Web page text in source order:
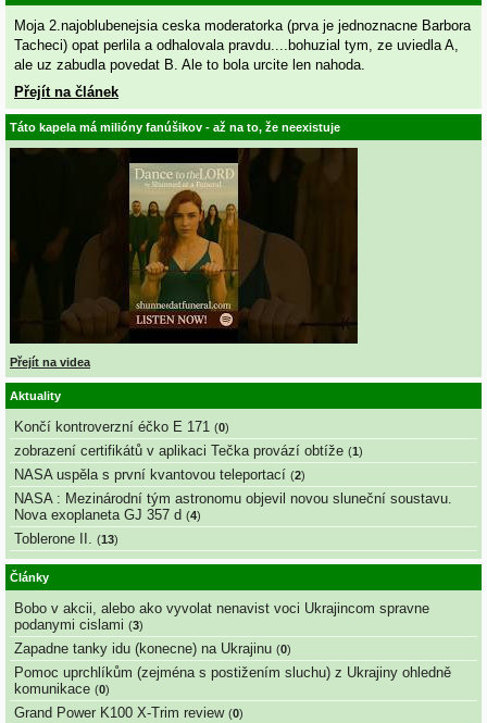
Moja 2.najoblubenejsia ceska moderatorka (prva je jednoznacne Barbora
Tacheci) opat perlila a odhalovala pravdu....bohuzial tym, ze uviedla A,
ale uz zabudla povedat B. Ale to bola urcite len nahoda.
Přejít na článek
Táto kapela má milióny fanúšikov - až na to, že neexistuje
Přejít na videa
Aktuality
Končí kontroverzní éčko E 171 (0)
zobrazení certifikátů v aplikaci Tečka provází obtíže (1 )
NASA uspěla s první kvantovou teleportací (2)
NASA : Mezinárodní tým astronomu objevil novou sluneční soustavu.
Nova exoplaneta GJ 357 d (4)
Toblerone II. (13)
Články
Bobo v akcii, alebo ako vyvolat nenavist voci Ukrajincom spravne
podanymi cislami (3)
Zapadne tanky idu (konecne) na Ukrajinu (0)
Pomoc uprchlíkům (zejména s postižením sluchu) z Ukrajiny ohledně
komunikace (0)
Grand Power K100 X-Trim review (0)